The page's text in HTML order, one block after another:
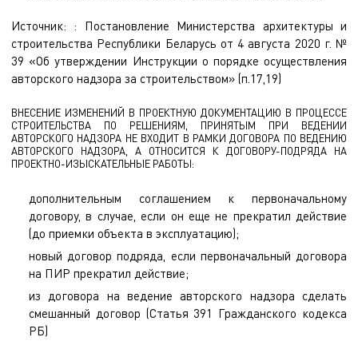
Источник: : Постановление Министерства архитектуры и
строительства Республики Беларусь от 4 августа 2020 г. №
39 «Об утверждении Инструкции о порядке осуществления
авторского надзора за строительством» (п.17,19)
ВНЕСЕНИЕ ИЗМЕНЕНИЙ В ПРОЕКТНУЮ ДОКУМЕНТАЦИЮ В ПРОЦЕССЕ
СТРОИТЕЛЬСТВА ПО РЕШЕНИЯМ, ПРИНЯТЫМ ПРИ ВЕДЕНИИ
АВТОРСКОГО НАДЗОРА НЕ ВХОДИТ В РАМКИ ДОГОВОРА ПО ВЕДЕНИЮ
АВТОРСКОГО НАДЗОРА, А ОТНОСИТСЯ К ДОГОВОРУ-ПОДРЯДА НА
ПРОЕКТНО-ИЗЫСКАТЕЛЬНЫЕ РАБОТЫ:
дополнительным соглашением к первоначальному
договору, в случае, если он еще не прекратил действие
(до приемки объекта в эксплуатацию);
новый договор подряда, если первоначальный договора
на ПИР прекратил действие;
из договора на ведение авторского надзора сделать
смешанный договор (Статья 391 Гражданского кодекса
РБ)